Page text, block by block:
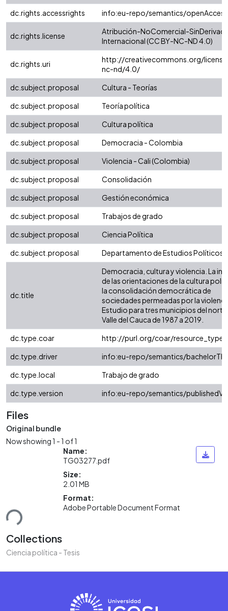
dc.rights.accessrights
info:eu-repo/semantics/openAccess
dc.rights.license
Atribución-NoComercial-
Internacional (CC BY-NC-ND 4.0)
dc.rights.uri
http://creativecommons.org/
nc-nd/4.0/
dc.subject.proposal
Cultura - Teorías
dc.subject.proposal
Teoría política
dc.subject.proposal
Cultura política
dc.subject.proposal
Democracia - Colombia
dc.subject.proposal
Violencia - Cali (Colombia)
dc.subject.proposal
Consolidación
dc.subject.proposal
Gestión económica
dc.subject.proposal
Trabajos de grado
dc.subject.proposal
Ciencia Política
dc.subject.proposal
Departamento de Estudios Políticos
dc.title
Democracia, cultura y violencia. La
de las orientaciones de la cultura
la consolidación democrática de
sociedades permeadas por la
Estudio para tres municipios del norte
Valle del Cauca de 1987 a 2019.
dc.type.coar
http://purl.org/coar/resource_type/
dc.type.driver
info:eu-repo/semantics/
dc.type.local
Trabajo de grado
dc.type.version
info:eu-repo/semantics/
Files
Original bundle
Now showing1 - 1 of 1
Name:
TG03277.pdf
Size:
2.01 MB
Format:
Adobe Portable Document Format
Collections
Ciencia política - Tesis